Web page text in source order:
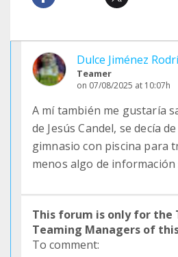
Dulce Jiménez
Teamer
on 07/08/2025 at 10:07h
A mí también me gustaría
de Jesús Candel, se decía
gimnasio con piscina para
menos algo de información
This forum is only for the
Teaming Managers of
To comment: